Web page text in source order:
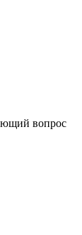
вопрос